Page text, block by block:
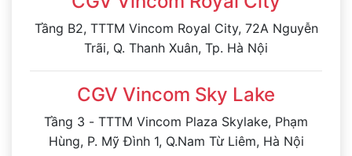
Tầng B2, TTTM Vincom Royal City, 72A Nguyễn
Trãi, Q. Thanh Xuân, Tp. Hà Nội
CGV Vincom Sky Lake
Tầng 3 - TTTM Vincom Plaza Skylake, Phạm
Hùng, P. Mỹ Đình 1, Q.Nam Từ Liêm, Hà Nội